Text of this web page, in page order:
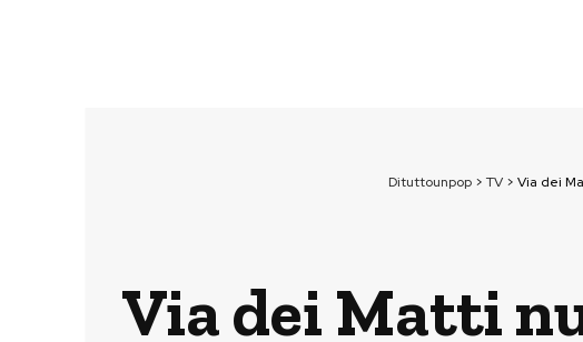
Dituttounpop > TV > Via dei
Via dei Matti